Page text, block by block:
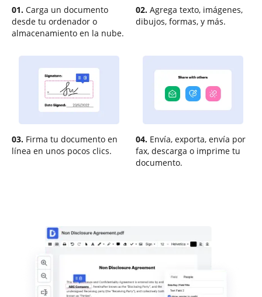
01. Carga un documento
desde tu ordenador o
almacenamiento en la nube.
02. Agrega texto, imágenes,
dibujos, formas, y más.
03. Firma tu documento en
línea en unos pocos clics.
04. Envía, exporta, envía por
fax, descarga o imprime tu
documento.